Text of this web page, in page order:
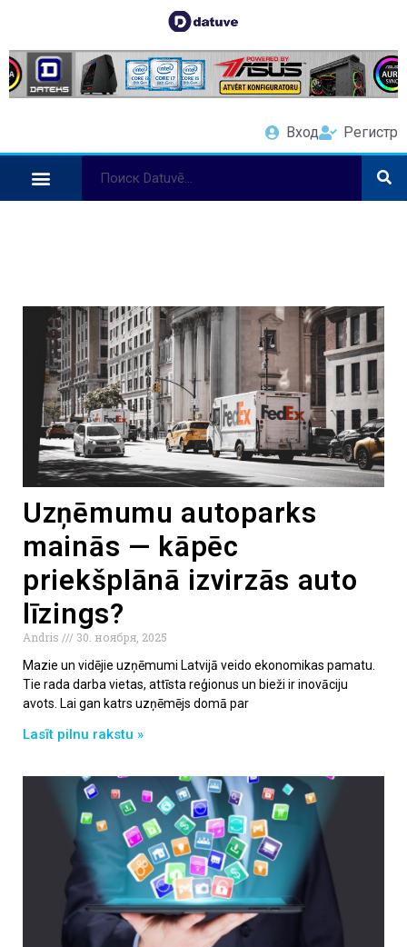
Вход Регистр
Uzņēmumu autoparks
mainās — kāpēc
priekšplānā izvirzās auto
līzings?
Andris
30. ноября, 2025
Mazie un vidējie uzņēmumi Latvijā veido ekonomikas pamatu.
Tie rada darba vietas, attīsta reģionus un bieži ir inovāciju
avots. Lai gan katrs uzņēmējs domā par
Lasīt pilnu rakstu »